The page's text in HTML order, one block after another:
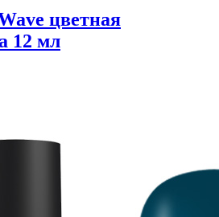
цветная
12 мл